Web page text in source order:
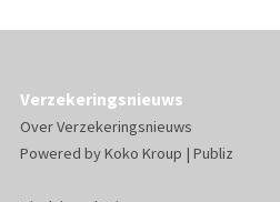
Verzekeringsnieuws
Over Verzekeringsnieuws
Powered byKoko Kroup | Publiz